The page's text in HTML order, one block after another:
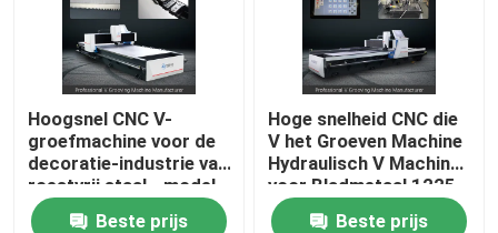
Hoogsnel CNC V-
groefmachine voor de
decoratie-industrie van
roestvrij staal - model
1225
Beste prijs
Hoge snelheid CNC die
V het Groeven Machine
Hydraulisch V Machine
voor Bladmetaal 1225
groeven
Beste prijs